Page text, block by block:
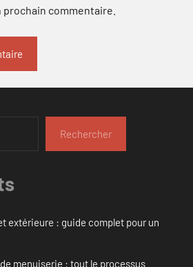
commentaire.
Rechercher
extérieure : guide complet pour un
menuiserie : tout le processus